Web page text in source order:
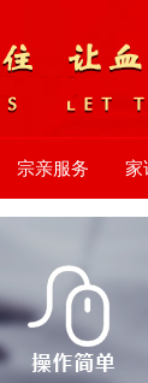
宗亲服务 家